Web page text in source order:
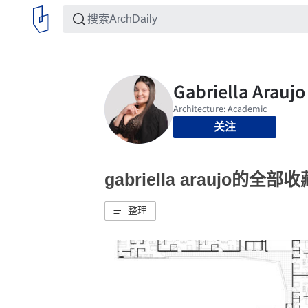
关注
gabriella araujo的全部收
整理